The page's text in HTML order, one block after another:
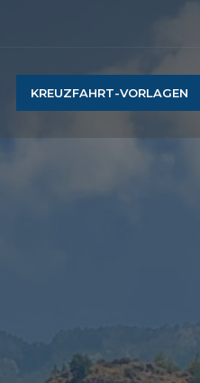
KREUZFAHRT-VORLAGEN